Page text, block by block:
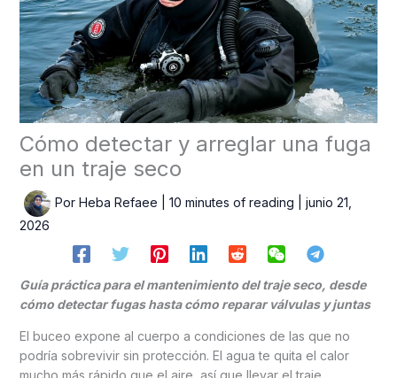
Cómo detectar y arreglar una fuga
en un traje seco
Por Heba Refaee 10 minutes of reading
junio 21,
2026
Guía práctica para el mantenimiento del traje seco, desde
cómo detectar fugas hasta cómo reparar válvulas y juntas
El buceo expone al cuerpo a condiciones de las que no
podría sobrevivir sin protección. El agua te quita el calor